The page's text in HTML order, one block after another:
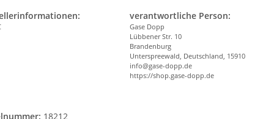
verantwortliche Person:
Gase Dopp
Lübbener Str. 10
Brandenburg
Unterspreewald, Deutschland, 15910
info@gase-dopp.de
https://shop.gase-dopp.de
18212